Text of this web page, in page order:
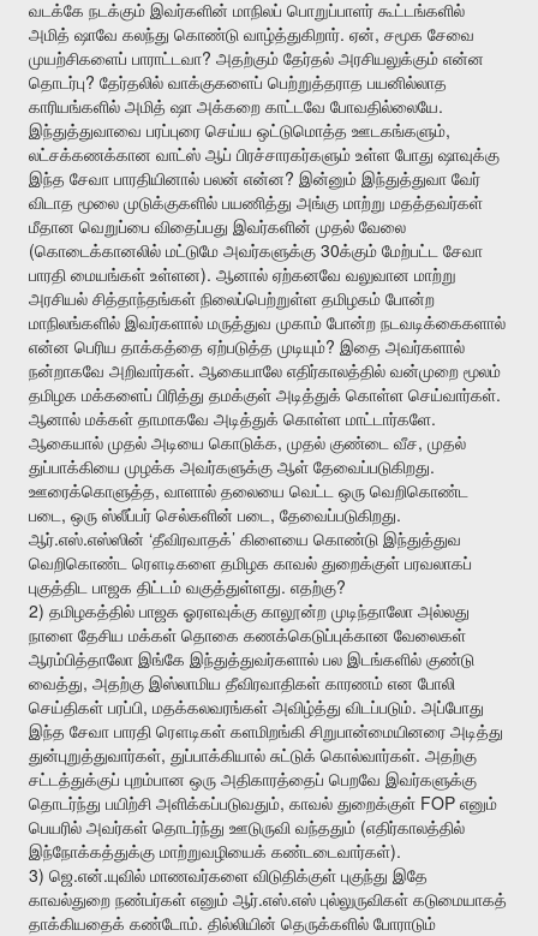
வடக்கே நடக்கும் இவர்களின் மாநிலப் பொறுப்பாளர் கூட்டங்களில்
அமித் ஷாவே கலந்து கொண்டு வாழ்த்துகிறார். ஏன், சமூக சேவை
முயற்சிகளைப் பாராட்டவா? அதற்கும் தேர்தல் அரசியலுக்கும் என்ன
தொடர்பு? தேர்தலில் வாக்குகளைப் பெற்றுத்தராத பயனில்லாத
காரியங்களில் அமித் ஷா அக்கறை காட்டவே போவதில்லையே.
இந்துத்துவாவை பரப்புரை செய்ய ஒட்டுமொத்த ஊடகங்களும்,
லட்சக்கணக்கான வாட்ஸ் ஆப் பிரச்சாரகர்களும் உள்ள போது ஷாவுக்கு
இந்த சேவா பாரதியினால் பலன் என்ன? இன்னும் இந்துத்துவா வேர்
விடாத மூலை முடுக்குகளில் பயணித்து அங்கு மாற்று மதத்தவர்கள்
மீதான வெறுப்பை விதைப்பது இவர்களின் முதல் வேலை
(கொடைக்கானலில் மட்டுமே அவர்களுக்கு 30க்கும் மேற்பட்ட
சேவா
பாரதி மையங்கள் உள்ளன). ஆனால் ஏற்கனவே வலுவான மாற்று
அரசியல் சித்தாந்தங்கள் நிலைப்பெற்றுள்ள தமிழகம் போன்ற
மாநிலங்களில் இவர்களால் மருத்துவ முகாம் போன்ற நடவடிக்கைகளால்
என்ன பெரிய தாக்கத்தை ஏற்படுத்த முடியும்? இதை அவர்களால்
நன்றாகவே அறிவார்கள். ஆகையாலே எதிர்காலத்தில் வன்முறை மூலம்
தமிழக மக்களைப் பிரித்து தமக்குள் அடித்துக் கொள்ள செய்வார்கள்.
ஆனால் மக்கள் தாமாகவே அடித்துக் கொள்ள மாட்டார்களே.
ஆகையால் முதல் அடியை கொடுக்க, முதல் குண்டை வீச, முதல்
துப்பாக்கியை முழக்க அவர்களுக்கு ஆள் தேவைப்படுகிறது.
ஊரைக்கொளுத்த, வாளால் தலையை வெட்ட ஒரு வெறிகொண்ட
படை , ஒரு ஸ்லீப்பர் செல்களின் படை , தேவைப்படுகிறது.
ஆர்.எஸ்.எஸ்ஸின் ‘தீவிரவாதக்’ கிளையை கொண்டு இந்துத்துவ
வெறிகொண்ட
ரௌடிகளை தமிழக காவல் துறைக்குள் பரவலாகப்
புகுத்திட
பாஜக திட்டம் வகுத்துள்ளது. எதற்கு?
2) தமிழகத்தில் பாஜக ஓரளவுக்கு காலூன்ற முடிந்தாலோ அல்லது
நாளை தேசிய மக்கள் தொகை கணக்கெடுப்புக்கான வேலைகள்
ஆரம்பித்தாலோ இங்கே இந்துத்துவர்களால் பல இடங்களில் குண்டு
வைத்து, அதற்கு இஸ்லாமிய தீவிரவாதிகள் காரணம் என போலி
செய்திகள் பரப்பி, மதக்கலவரங்கள் அவிழ்த்து விடப்படும். அப்போது
இந்த சேவா பாரதி ரௌடிகள் களமிறங்கி சிறுபான்மையினரை அடித்து
துன்புறுத்துவார்கள், துப்பாக்கியால் சுட்டுக் கொல்வார்கள். அதற்கு
சட்டத்துக்குப் புறம்பான ஒரு அதிகாரத்தைப் பெறவே இவர்களுக்கு
தொடர்ந்து பயிற்சி அளிக்கப்படுவதும், காவல் துறைக்குள் FOP எனும்
பெயரில் அவர்கள் தொடர்ந்து ஊடுருவி வந்ததும் (எதிர்காலத்தில்
இந்நோக்கத்துக்கு மாற்றுவழியைக் கண்டடைவார்கள்).
3) ஜெ.என்.யுவில் மாணவர்களை விடுதிக்குள் புகுந்து இதே
காவல்துறை நண்பர்கள் எனும் ஆர்.எஸ்.எஸ் புல்லுருவிகள் கடுமையாகத்
தாக்கியதைக் கண்டோம். தில்லியின் தெருக்களில் போராடும்